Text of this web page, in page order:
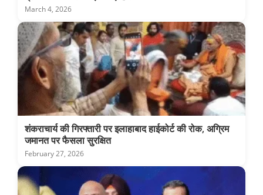
March 4, 2026
शंकराचार्य की गिरफ्तारी पर इलाहाबाद हाईकोर्ट की रोक, अग्रिम
जमानत पर फैसला सुरक्षित
February 27, 2026